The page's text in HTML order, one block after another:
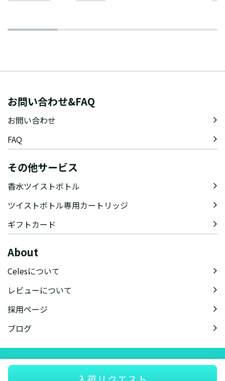
お問い合わせ&FAQ
お問い合わせ
FAQ
その他サービス
香水ツイストボトル
ツイストボトル専用カートリッジ
ギフトカード
About
Celesについて
レビューについて
採用ページ
ブログ
会社概要特定商取引法に基づく表記会員規約プライバシーポリシー